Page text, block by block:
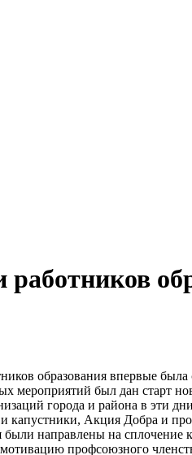
образования впервые была
мероприятий был дан старт
города и района в эти
капустники, Акция Добра и
направлены на сплочение
профсоюзного